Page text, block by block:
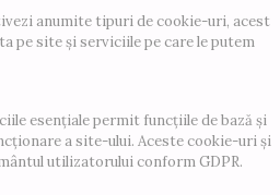
anumite tipuri de cookie-uri, acest
pe site și serviciile pe care le putem
esențiale permit funcțiile de bază și
a site-ului. Aceste cookie-uri și
utilizatorului conform GDPR.